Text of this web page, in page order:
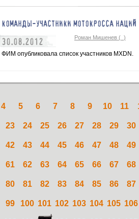
КОМАНДЫ-УЧАСТНИКИ МОТОКРОССА НАЦИЙ
30.08.2012 Роман Мишенев (_)
ФИМ опубликовала список участников MXDN.
4 5 6 7 8 9 10 11
23 24 25 26 27 28 29 30
42 43 44 45 46 47 48 49
61 62 63 64 65 66 67 68
80 81 82 83 84 85 86 87
99 100 101 102 103 104 105 106